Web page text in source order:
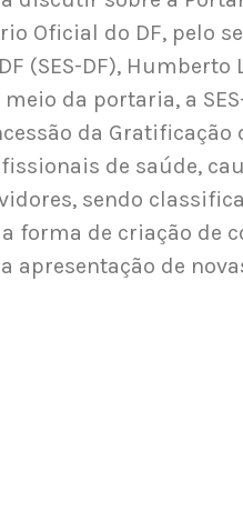
Oficial do DF, pelo
(SES-DF), Humberto
meio da portaria, a
da Gratificação
de saúde,
sendo
forma de criação de
apresentação de